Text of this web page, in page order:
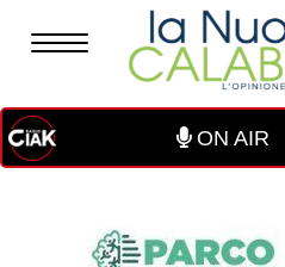
ON AIR